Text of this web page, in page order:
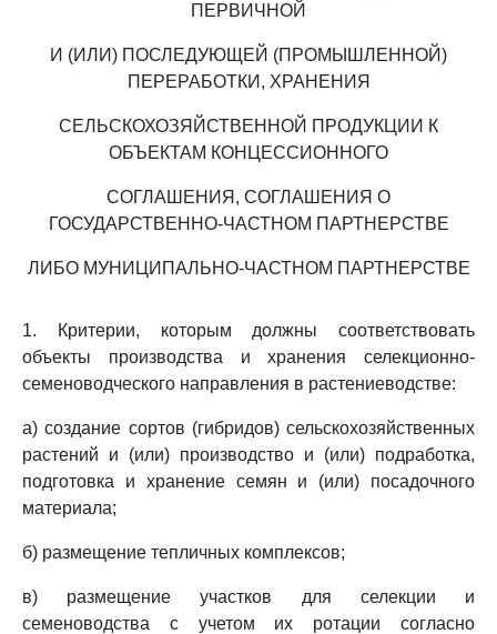
ПЕРВИЧНОЙ
И (ИЛИ) ПОСЛЕДУЮЩЕЙ (ПРОМЫШЛЕННОЙ)
ПЕРЕРАБОТКИ, ХРАНЕНИЯ
СЕЛЬСКОХОЗЯЙСТВЕННОЙ ПРОДУКЦИИ К
ОБЪЕКТАМ КОНЦЕССИОННОГО
СОГЛАШЕНИЯ, СОГЛАШЕНИЯ О
ГОСУДАРСТВЕННО-ЧАСТНОМ ПАРТНЕРСТВЕ
ЛИБО МУНИЦИПАЛЬНО-ЧАСТНОМ ПАРТНЕРСТВЕ
1. Критерии, которым должны соответствовать
объекты производства и хранения селекционно-
семеноводческого направления в растениеводстве:
а) создание сортов (гибридов) сельскохозяйственных
растений и (или) производство и (или) подработка,
подготовка и хранение семян и (или) посадочного
материала;
б) размещение тепличных комплексов;
в) размещение участков для селекции и
семеноводства с учетом их ротации согласно